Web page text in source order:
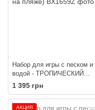
Набор для игры с песком и
водой - ТРОПИЧЕСКИЙ
ВОДОПАД (мельница для
игры в ванне, в бассейне, на
пляже)
1 395 грн
АКЦИЯ